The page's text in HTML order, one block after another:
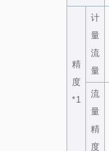
精
度
*1
计
量
流
量
流
量
精
度